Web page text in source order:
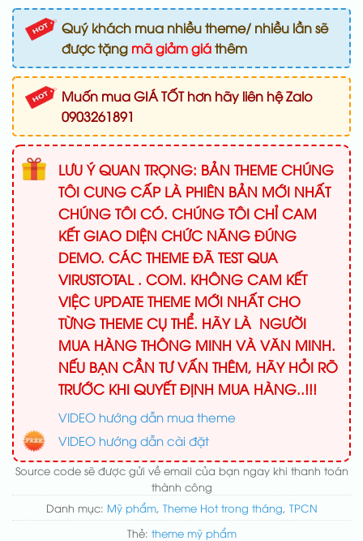
Quý khách mua nhiều theme/ nhiều lần sẽ
được tặng mã giảm giáthêm
Muốn mua GIÁ TỐT hơn hãy liên hệ Zalo
0903261891
LƯU Ý QUAN TRỌNG: BẢN THEME CHÚNG
TÔI CUNG CẤP LÀ PHIÊN BẢN MỚI NHẤT
CHÚNG TÔI CÓ. CHÚNG TÔI CHỈ CAM
KẾT GIAO DIỆN CHỨC NĂNG ĐÚNG
DEMO. CÁC THEME ĐÃ TEST QUA
VIRUSTOTAL . COM. KHÔNG CAM KẾT
VIỆC UPDATE THEME MỚI NHẤT CHO
TỪNG THEME CỤ THỂ. HÃY LÀ NGƯỜI
MUA HÀNG THÔNG MINH VÀ VĂN MINH.
NẾU BẠN CẦN TƯ VẤN THÊM, HÃY HỎI RÕ
TRƯỚC KHI QUYẾT ĐỊNH MUA HÀNG..!!!
VIDEO hướng dẫn mua theme
VIDEO hướng dẫn cài đặt
Source code sẽ được gửi về email của bạn ngay khi thanh toán
thành công
Danh mục: Mỹ phẩm, Theme Hot trong tháng, TPCN
Thẻ: theme mỹ phẩm